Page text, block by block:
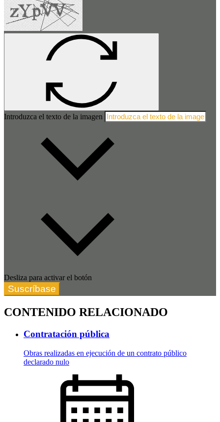
Introduzca el texto de la imagen
Desliza para activar el botón
Suscríbase
CONTENIDO RELACIONADO
Contratación pública
Obras realizadas en ejecución de un contrato público
declarado nulo